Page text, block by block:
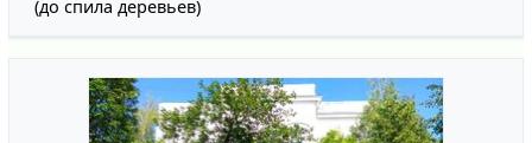
(до спила деревьев)